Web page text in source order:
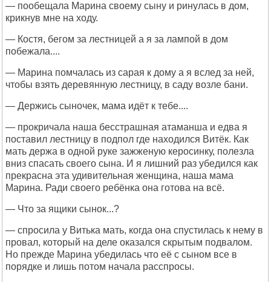
— пообещала Марина своему сыну и ринулась в дом,
крикнув мне на ходу.
— Костя, бегом за лестницей а я за лампой в дом
побежала....
— Марина помчалась из сарая к дому а я вслед за ней,
чтобы взять деревянную лестницу, в саду возле бани.
— Держись сыночек, мама идёт к тебе....
— прокричала наша бесстрашная атаманша и едва я
поставил лестницу в подпол где находился Витёк. Как
мать держа в одной руке зажженую керосинку, полезла
вниз спасать своего сына. И я лишний раз убедился как
прекрасна эта удивительная женщина, наша мама
Марина. Ради своего ребёнка она готова на всё.
— Что за ящики сынок...?
— спросила у Витька мать, когда она спустилась к нему в
провал, который на деле оказался скрытым подвалом.
Но прежде Марина убедилась что её с сыном все в
порядке и лишь потом начала расспросы.